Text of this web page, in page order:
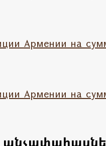
Армении на
Армении на